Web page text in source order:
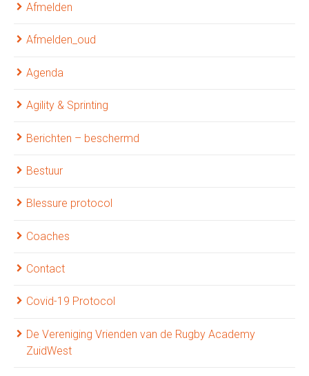
Afmelden
Afmelden_oud
Agenda
Agility & Sprinting
Berichten – beschermd
Bestuur
Blessure protocol
Coaches
Contact
Covid-19 Protocol
De Vereniging Vrienden van de Rugby Academy
ZuidWest